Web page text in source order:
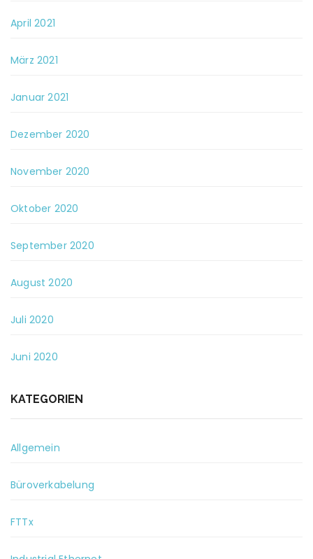
April 2021
März 2021
Januar 2021
Dezember 2020
November 2020
Oktober 2020
September 2020
August 2020
Juli 2020
Juni 2020
KATEGORIEN
Allgemein
Büroverkabelung
FTTx